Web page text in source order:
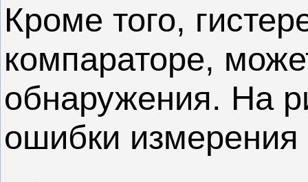
Кроме того,
компараторе,
обнаружения. На
ошибки измерения